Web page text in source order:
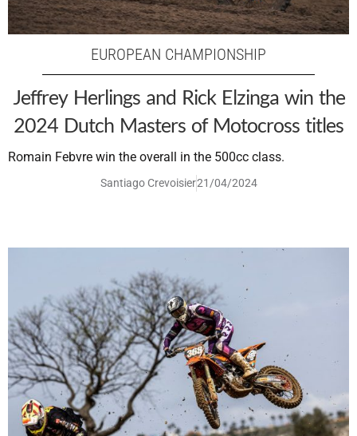
EUROPEAN CHAMPIONSHIP
Jeffrey Herlings and Rick Elzinga win the
2024 Dutch Masters of Motocross titles
Romain Febvre win the overall in the 500cc class.
Santiago Crevoisier21/04/2024